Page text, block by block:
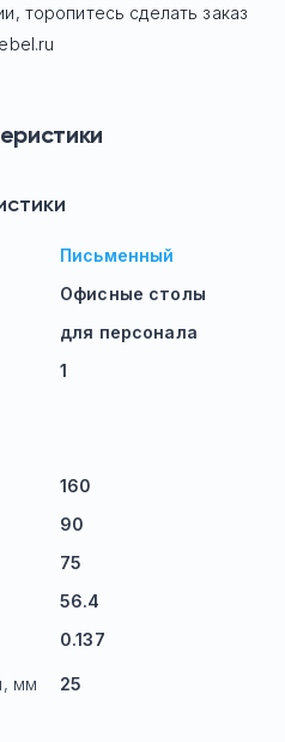
торопитесь сделать заказ
Письменный
Офисные столы
для персонала
1
160
90
75
56.4
0.137
мм 25